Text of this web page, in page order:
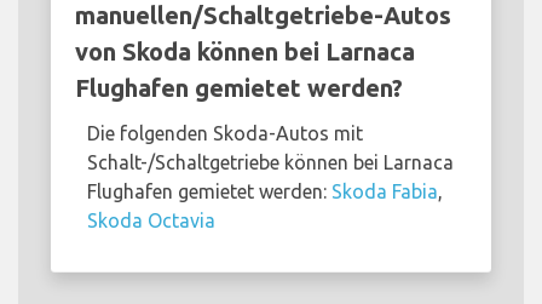
manuellen/Schaltgetriebe-Autos
von Skoda können bei Larnaca
Flughafen gemietet werden?
Die folgenden Skoda-Autos mit
Schalt-/Schaltgetriebe können bei Larnaca
Flughafen gemietet werden: Skoda Fabia,
Skoda Octavia